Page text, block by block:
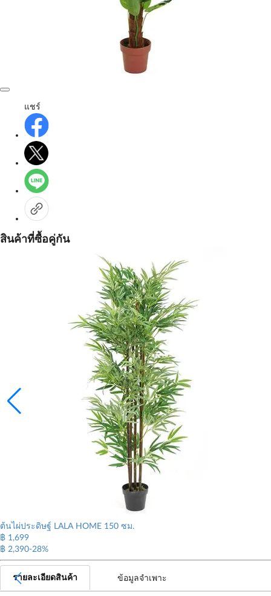
แชร์
สินค้าที่ซื้อคู่กัน
ต้นไผ่ประดิษฐ์ LALA HOME 150 ซม.
฿ 1,699
฿ 2,390-28%
รายละเอียดสินค้า ข้อมูลจำเพาะ